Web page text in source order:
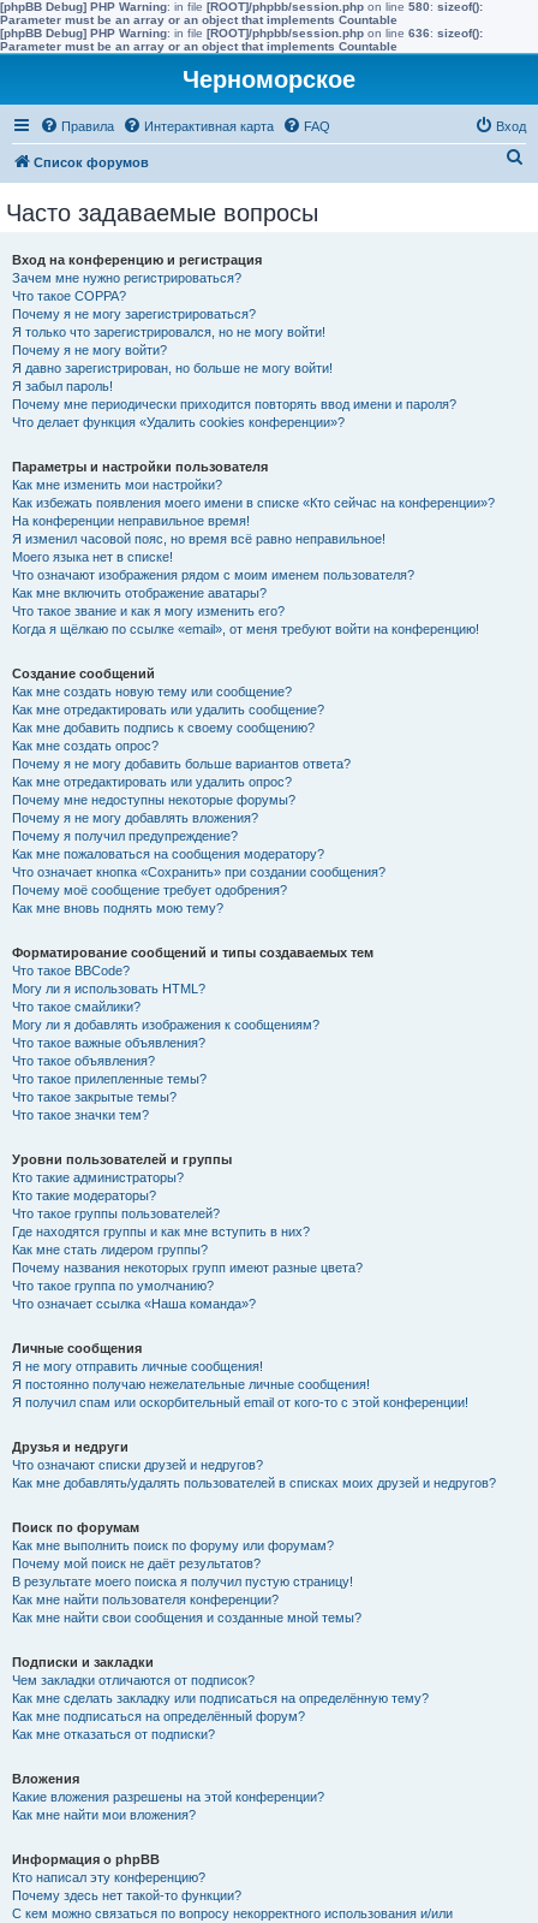
[phpBB Debug] PHP Warning: in file [ROOT]/phpbb/session.php on line 580: sizeof():
Parameter must be an array or an object that implements Countable
[phpBB Debug] PHP Warning: in file [ROOT]/phpbb/session.php on line 636: sizeof():
Parameter must be an array or an object that implements Countable
Черноморское
Правила Интерактивная карта FAQ Вход
Список форумов
Часто задаваемые вопросы
Вход на конференцию и регистрация
Зачем мне нужно регистрироваться?
Что такое COPPA?
Почему я не могу зарегистрироваться?
Я только что зарегистрировался, но не могу войти!
Почему я не могу войти?
Я давно зарегистрирован, но больше не могу войти!
Я забыл пароль!
Почему мне периодически приходится повторять ввод имени и пароля?
Что делает функция «Удалить cookies конференции»?
Параметры и настройки пользователя
Как мне изменить мои настройки?
Как избежать появления моего имени в списке «Кто сейчас на конференции»?
На конференции неправильное время!
Я изменил часовой пояс, но время всё равно неправильное!
Моего языка нет в списке!
Что означают изображения рядом с моим именем пользователя?
Как мне включить отображение аватары?
Что такое звание и как я могу изменить его?
Когда я щёлкаю по ссылке «email», от меня требуют войти на конференцию!
Создание сообщений
Как мне создать новую тему или сообщение?
Как мне отредактировать или удалить сообщение?
Как мне добавить подпись к своему сообщению?
Как мне создать опрос?
Почему я не могу добавить больше вариантов ответа?
Как мне отредактировать или удалить опрос?
Почему мне недоступны некоторые форумы?
Почему я не могу добавлять вложения?
Почему я получил предупреждение?
Как мне пожаловаться на сообщения модератору?
Что означает кнопка «Сохранить» при создании сообщения?
Почему моё сообщение требует одобрения?
Как мне вновь поднять мою тему?
Форматирование сообщений и типы создаваемых тем
Что такое BBCode?
Могу ли я использовать HTML?
Что такое смайлики?
Могу ли я добавлять изображения к сообщениям?
Что такое важные объявления?
Что такое объявления?
Что такое прилепленные темы?
Что такое закрытые темы?
Что такое значки тем?
Уровни пользователей и группы
Кто такие администраторы?
Кто такие модераторы?
Что такое группы пользователей?
Где находятся группы и как мне вступить в них?
Как мне стать лидером группы?
Почему названия некоторых групп имеют разные цвета?
Что такое группа по умолчанию?
Что означает ссылка «Наша команда»?
Личные сообщения
Я не могу отправить личные сообщения!
Я постоянно получаю нежелательные личные сообщения!
Я получил спам или оскорбительный email от кого-то с этой конференции!
Друзья и недруги
Что означают списки друзей и недругов?
Как мне добавлять/удалять пользователей в списках моих друзей и недругов?
Поиск по форумам
Как мне выполнить поиск по форуму или форумам?
Почему мой поиск не даёт результатов?
В результате моего поиска я получил пустую страницу!
Как мне найти пользователя конференции?
Как мне найти свои сообщения и созданные мной темы?
Подписки и закладки
Чем закладки отличаются от подписок?
Как мне сделать закладку или подписаться на определённую тему?
Как мне подписаться на определённый форум?
Как мне отказаться от подписки?
Вложения
Какие вложения разрешены на этой конференции?
Как мне найти мои вложения?
Информация о phpBB
Кто написал эту конференцию?
Почему здесь нет такой-то функции?
С кем можно связаться по вопросу некорректного использования и/или